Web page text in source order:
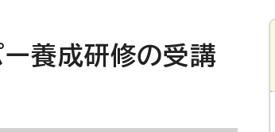
養成研修の受講